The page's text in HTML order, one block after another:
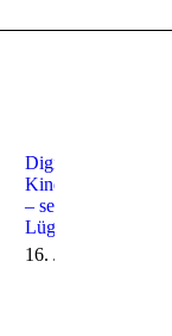
Digitaler Polizeitag:
Kinderpornographie
– sechs Jahre nach
Lügde
16. Juni 2025